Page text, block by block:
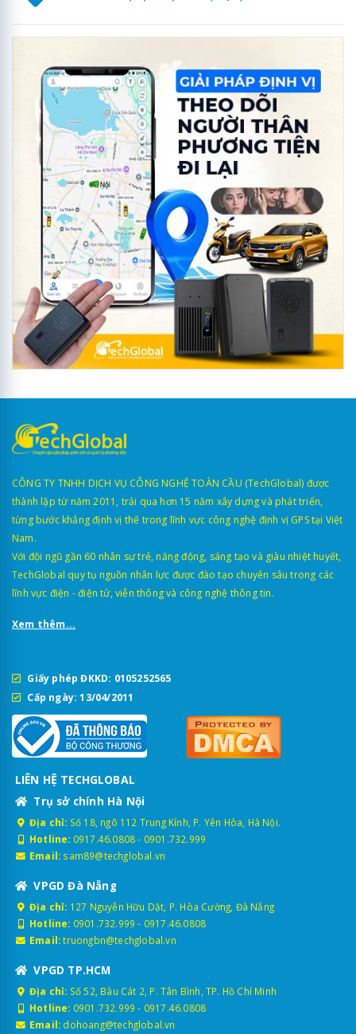
CÔNG TY TNHH DỊCH VỤ CÔNG NGHỆ TOÀN CẦU (TechGlobal) được
thành lập từ năm 2011, trải qua hơn 15 năm xây dựng và phát triển,
từng bước khẳng định vị thế trong lĩnh vực công nghệ định vị GPS tại Việt
Nam.
Với đội ngũ gần 60 nhân sự trẻ, năng động, sáng tạo và giàu nhiệt huyết,
TechGlobal quy tụ nguồn nhân lực được đào tạo chuyên sâu trong các
lĩnh vực điện - điện tử, viễn thông và công nghệ thông tin.
Xem thêm...
Giấy phép ĐKKD: 0105252565
Cấp ngày: 13/04/2011
LIÊN HỆ TECHGLOBAL
Trụ sở chính Hà Nội
Địa chỉ: Số 18, ngõ 112 Trung Kính, P. Yên Hòa, Hà Nội.
Hotline: 0917.46.0808- 0901.732.999
Email: sam89@techglobal.vn
VPGD Đà Nẵng
Địa chỉ: 127 Nguyễn Hữu Dật, P. Hòa Cường, Đà Nẵng
Hotline: 0901.732.999 - 0917.46.0808
Email: truongbn@techglobal.vn
VPGD TP.HCM
Địa chỉ: Số 52, Bàu Cát 2, P. Tân Bình, TP. Hồ Chí Minh
Hotline: 0901.732.999 - 0917.46.0808
Email: dohoang@techglobal.vn